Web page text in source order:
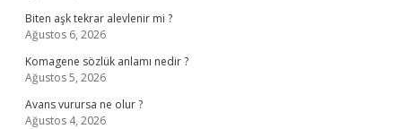
Biten aşk tekrar alevlenir mi ?
Ağustos 6, 2026
Komagene sözlük anlamı nedir ?
Ağustos 5, 2026
Avans vurursa ne olur ?
Ağustos 4, 2026